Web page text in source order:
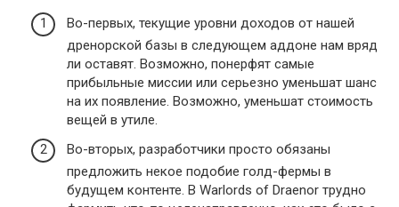
Во-первых, текущие уровни доходов от нашей
дренорской базы в следующем аддоне нам вряд
ли оставят. Возможно, понерфят самые
прибыльные миссии или серьезно уменьшат шанс
на их появление. Возможно, уменьшат стоимость
вещей в утиле.
Во-вторых, разработчики просто обязаны
предложить некое подобие голд-фермы в
будущем контенте. В Warlords of Draenor трудно